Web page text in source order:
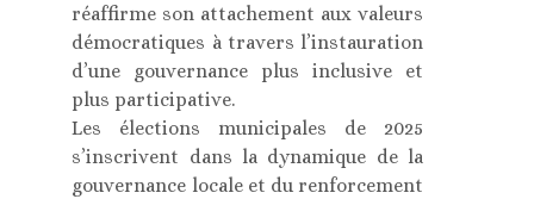
réaffirme son attachement aux valeurs
démocratiques à travers l’instauration
d’une gouvernance plus inclusive et
plus participative.
Les élections municipales de 2025
s’inscrivent dans la dynamique de la
gouvernance locale et du renforcement